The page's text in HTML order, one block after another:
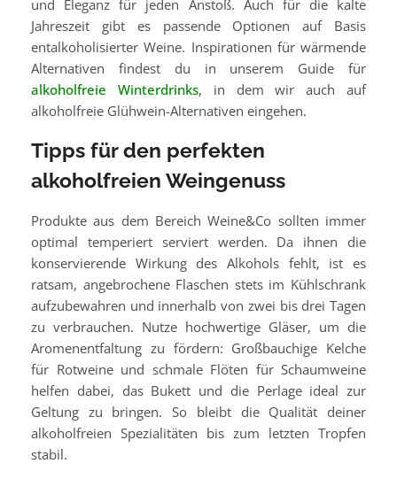
und Eleganz für jeden Anstoß. Auch für die kalte
Jahreszeit gibt es passende Optionen auf Basis
entalkoholisierter Weine. Inspirationen für wärmende
Alternativen findest du in unserem Guide für
alkoholfreie Winterdrinks, in dem wir auch auf
alkoholfreie Glühwein-Alternativen eingehen.
Tipps für den perfekten
alkoholfreien Weingenuss
Produkte aus dem Bereich Weine&Co sollten immer
optimal temperiert serviert werden. Da ihnen die
konservierende Wirkung des Alkohols fehlt, ist es
ratsam, angebrochene Flaschen stets im Kühlschrank
aufzubewahren und innerhalb von zwei bis drei Tagen
zu verbrauchen. Nutze hochwertige Gläser, um die
Aromenentfaltung zu fördern: Großbauchige Kelche
für Rotweine und schmale Flöten für Schaumweine
helfen dabei, das Bukett und die Perlage ideal zur
Geltung zu bringen. So bleibt die Qualität deiner
alkoholfreien Spezialitäten bis zum letzten Tropfen
stabil.